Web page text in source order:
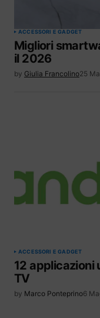
ACCESSORI E GADGET
Migliori
il 2026
by Giulia Francolino25
ACCESSORI E GADGET
12 applicazioni
TV
by Marco Ponteprino6